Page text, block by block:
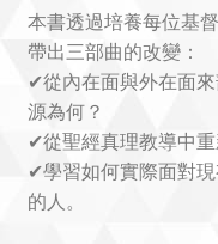
本書透過培養每位基
帶出三部曲的改變：
✔從內在面與外在面
源為何？
✔從聖經真理教導中重
✔學習如何實際面對
的人。